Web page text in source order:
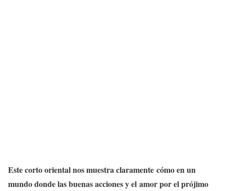
Este corto oriental nos muestra claramente cómo en un
mundo donde las buenas acciones y el amor por el prójimo